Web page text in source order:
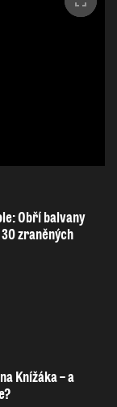
Obří balvany
zraněných
Knížáka – a